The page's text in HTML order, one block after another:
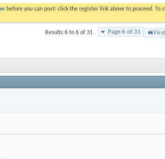
before you can post: click the register link above to proceed.
Page 6 of 31 First
Results 6 to 6 of 31